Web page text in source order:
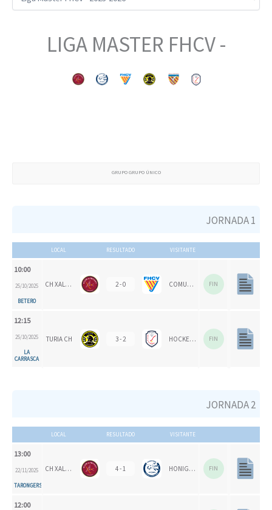
LIGA MASTER FHCV -
GRUPO GRUPO ÚNICO
JORNADA 1
LOCAL RESULTADO VISITANTE
10:00
25/10/2025
BETERO
CH XALOC 2 - 0 COMUNITAT VALENCIANA FIN
12:15
25/10/2025
LA
CARRASCA
TURIA CH 3 - 2 HOCKEYMUR FIN
JORNADA 2
LOCAL RESULTADO VISITANTE
13:00
22/11/2025
TARONGERS
CH XALOC 4 - 1 HONIGVÖGEL FIN
12:00